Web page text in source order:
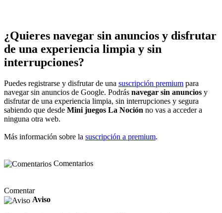
¿Quieres navegar sin anuncios y disfrutar
de una experiencia limpia y sin
interrupciones?
Puedes registrarse y disfrutar de una suscripción premium para
navegar sin anuncios de Google. Podrás navegar sin anuncios y
disfrutar de una experiencia limpia, sin interrupciones y segura
sabiendo que desde Mini juegos La Noción no vas a acceder a
ninguna otra web.
Más información sobre la suscripción a premium.
Comentarios
Comentar
Aviso